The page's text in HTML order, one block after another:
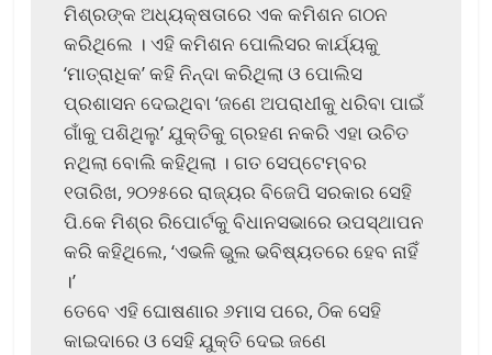
ମିଶ୍ରଙ୍କ ଅଧ୍ୟକ୍ଷତାରେ ଏକ କମିଶନ ଗଠନ
କରିଥିଲେ । ଏହି କମିଶନ ପୋଲିସର କାର୍ଯ୍ୟକୁ
‘ମାତ୍ରାଧିକ’ କହି ନିନ୍ଦା କରିଥିଲା ଓ ପୋଲିସ
ପ୍ରଶାସନ ଦେଇଥିବା ‘ଜଣେ ଅପରାଧୀକୁ ଧରିବା ପାଇଁ
ଗାଁକୁ ପଶିଥିଲୁ’ ଯୁକ୍ତିକୁ ଗ୍ରହଣ ନକରି ଏହା ଉଚିତ
ନଥିଲା ବୋଲି କହିଥିଲା । ଗତ ସେପ୍ଟେମ୍ବର
୧ତାରିଖ, ୨୦୨୫ରେ ରାଜ୍ୟର ବିଜେପି ସରକାର ସେହି
ପି.କେ ମିଶ୍ର ରିପୋର୍ଟକୁ ବିଧାନସଭାରେ ଉପସ୍ଥାପନ
କରି କହିଥିଲେ, ‘ଏଭଳି ଭୁଲ ଭବିଷ୍ୟତରେ ହେବ ନାହିଁ
।’
ତେବେ ଏହି ଘୋଷଣାର ୬ମାସ ପରେ, ଠିକ ସେହି
କାଇଦାରେ ଓ ସେହି ଯୁକ୍ତି ଦେଇ ଜଣେ